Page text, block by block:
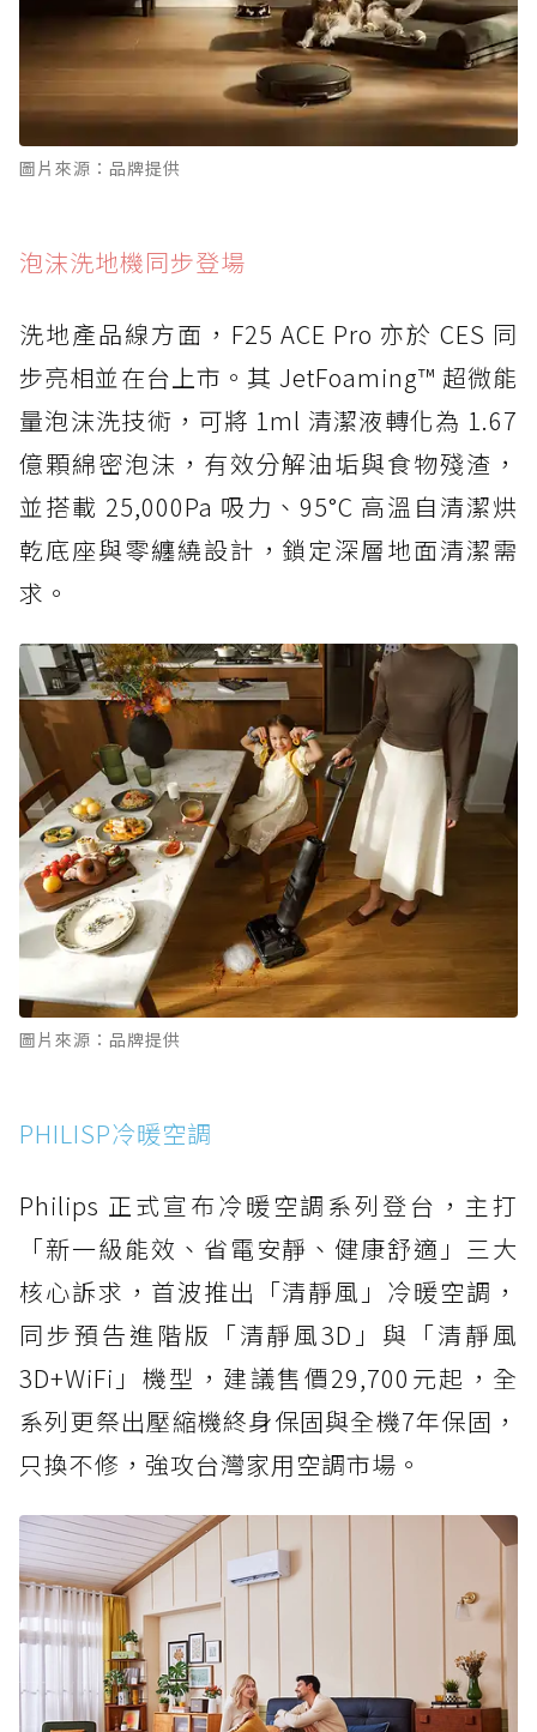
圖片來源：品牌提供
泡沫洗地機同步登場
洗地產品線方面，F25 ACE Pro 亦於 CES 同
步亮相並在台上市。其 JetFoaming™ 超微能
量泡沫洗技術，可將 1ml 清潔液轉化為 1.67
億顆綿密泡沫，有效分解油垢與食物殘渣，
並搭載 25,000Pa 吸力、95°C 高溫自清潔烘
乾底座與零纏繞設計，鎖定深層地面清潔需
求。
圖片來源：品牌提供
PHILISP冷暖空調
Philips 正式宣布冷暖空調系列登台，主打
「新一級能效、省電安靜、健康舒適」三大
核心訴求，首波推出「清靜風」冷暖空調，
同步預告進階版「清靜風3D」與「清靜風
3D+WiFi」機型，建議售價29,700元起，全
系列更祭出壓縮機終身保固與全機7年保固，
只換不修，強攻台灣家用空調市場。